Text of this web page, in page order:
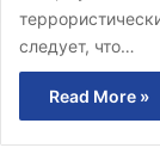
следует, что…
Read More »